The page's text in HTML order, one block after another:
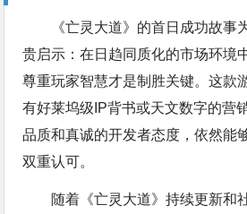
《亡灵大道》的首日成功故事
贵启示：在日趋同质化的市场环境
尊重玩家智慧才是制胜关键。这款
有好莱坞级IP背书或天文数字的营
品质和真诚的开发者态度，依然能
双重认可。
随着《亡灵大道》持续更新和